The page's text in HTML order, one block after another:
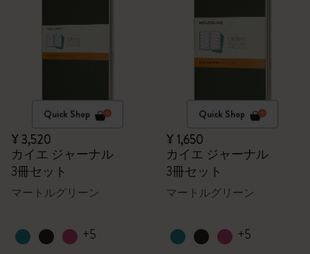
Quick Shop
¥ 3,520
カイエ ジャーナル
3冊セット
マートルグリーン
+5
Quick Shop
¥ 1,650
カイエ ジャーナル
3冊セット
マートルグリーン
+5